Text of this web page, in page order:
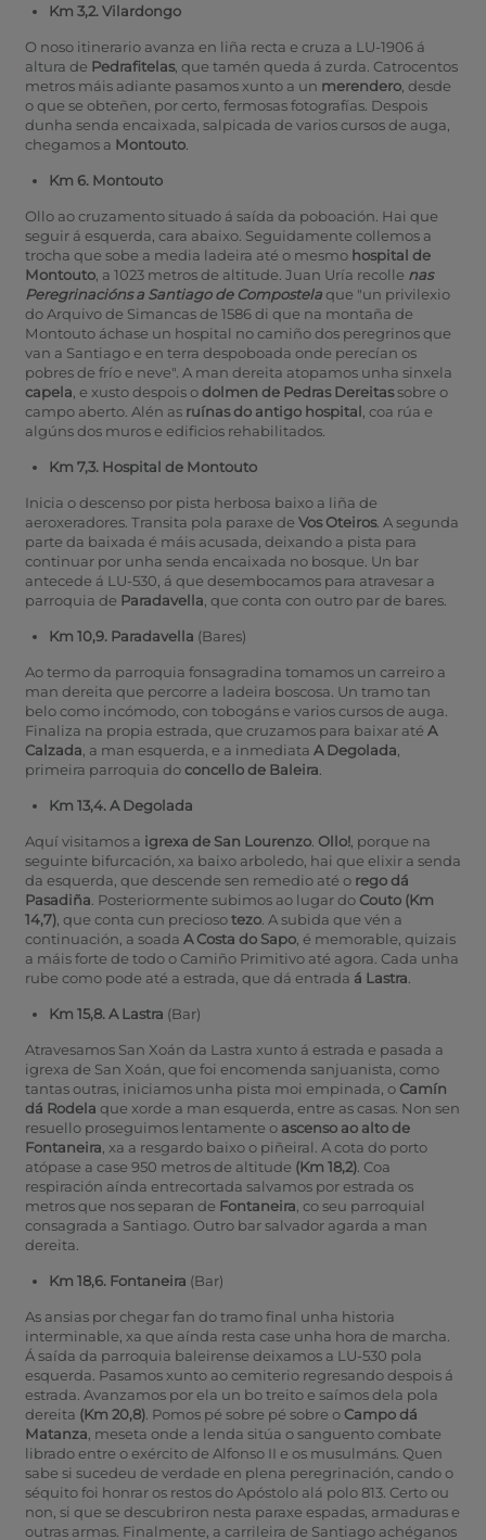
Km 3,2. Vilardongo
O noso itinerario avanza en liña recta e cruza a LU-1906 á
altura de Pedrafitelas, que tamén queda á zurda. Catrocentos
metros máis adiante pasamos xunto a un merendero, desde
o que se obteñen, por certo, fermosas fotografías. Despois
dunha senda encaixada, salpicada de varios cursos de auga,
chegamos a Montouto.
Km 6. Montouto
Ollo ao cruzamento situado á saída da poboación. Hai que
seguir á esquerda, cara abaixo. Seguidamente collemos a
trocha que sobe a media ladeira até o mesmo hospital de
Montouto, a 1023 metros de altitude. Juan Uría recolle nas
Peregrinacións a Santiago de Compostelaque "un privilexio
do Arquivo de Simancas de 1586 di que na montaña de
Montouto áchase un hospital no camiño dos peregrinos que
van a Santiago e en terra despoboada onde perecían os
pobres de frío e neve". A man dereita atopamos unha sinxela
capela , e xusto despois odolmen de Pedras Dereitassobre o
campo aberto. Alén as ruínas do antigo hospital , coa rúa e
algúns dos muros e edificios rehabilitados.
Km 7,3. Hospital de Montouto
Inicia o descenso por pista herbosa baixo a liña de
aeroxeradores. Transita pola paraxe de Vos Oteiros. A segunda
parte da baixada é máis acusada, deixando a pista para
continuar por unha senda encaixada no bosque. Un bar
antecede á LU-530, á que desembocamos para atravesar a
parroquia de Paradavella , que conta con outro par de bares.
Km 10,9. Paradavella (Bares)
Ao termo da parroquia fonsagradina tomamos un carreiro a
man dereita que percorre a ladeira boscosa. Un tramo tan
belo como incómodo, con tobogáns e varios cursos de auga.
Finaliza na propia estrada, que cruzamos para baixar até A
Calzada , a man esquerda, e a inmediata A Degolada
primeira parroquia doconcello de Baleira
Km 13,4. A Degolada
Aquí visitamos a igrexa de San Lourenzo. Ollo!, porque na
seguinte bifurcación, xa baixo arboledo, hai que elixir a senda
da esquerda, que descende sen remedio até o rego dá
Pasadiña . Posteriormente subimos ao lugar do Couto (Km
14,7), que conta cun preciosotezo. A subida que vén a
continuación, a soada A Costa do Sapo, é memorable, quizais
a máis forte de todo o Camiño Primitivo até agora. Cada unha
rube como pode até a estrada, que dá entrada á Lastra
Km 15,8. A Lastra (Bar)
Atravesamos San Xoán da Lastra xunto á estrada e pasada a
igrexa de San Xoán, que foi encomenda sanjuanista, como
tantas outras, iniciamos unha pista moi empinada, o Camín
dá Rodela que xorde a man esquerda, entre as casas. Non sen
resuello proseguimos lentamente o ascenso ao alto de
Fontaneira , xa a resgardo baixo o piñeiral. A cota do porto
atópase a case 950 metros de altitude (Km 18,2). Coa
respiración aínda entrecortada salvamos por estrada os
metros que nos separan de Fontaneira , co seu parroquial
consagrada a Santiago. Outro bar salvador agarda a man
dereita.
Km 18,6. Fontaneira (Bar)
As ansias por chegar fan do tramo final unha historia
interminable, xa que aínda resta case unha hora de marcha.
Á saída da parroquia baleirense deixamos a LU-530 pola
esquerda. Pasamos xunto ao cemiterio regresando despois á
estrada. Avanzamos por ela un bo treito e saímos dela pola
dereita (Km 20,8). Pomos pé sobre pé sobre o Campo dá
Matanza , meseta onde a lenda sitúa o sanguento combate
librado entre o exército de Alfonso II e os musulmáns. Quen
sabe si sucedeu de verdade en plena peregrinación, cando o
séquito foi honrar os restos do Apóstolo alá polo 813. Certo ou
non, si que se descubriron nesta paraxe espadas, armaduras e
outras armas. Finalmente, a carrileira de Santiago achéganos